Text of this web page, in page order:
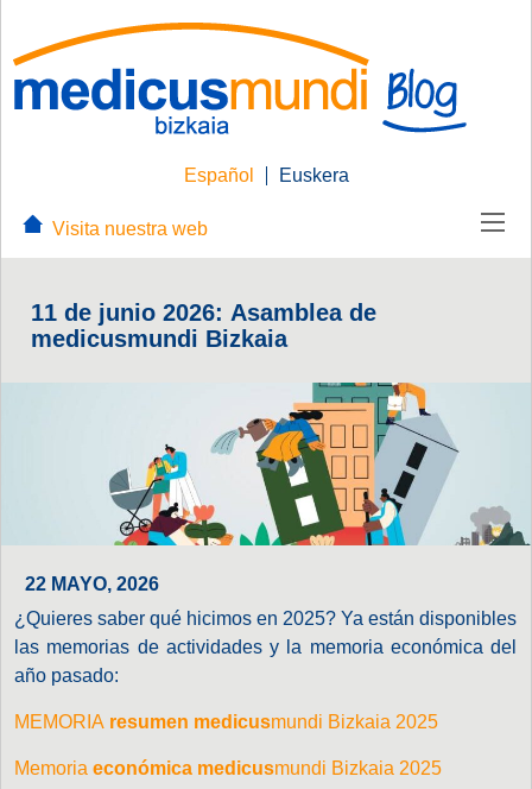
Español Euskera
Visita nuestra web
11 de junio 2026: Asamblea de
medicusmundi Bizkaia
22 MAYO, 2026
¿Quieres saber qué hicimos en 2025? Ya están disponibles
las memorias de actividades y la memoria económica del
año pasado:
MEMORIA resumen medicusmundi Bizkaia 2025
Memoriaeconómica medicusmundi Bizkaia 2025